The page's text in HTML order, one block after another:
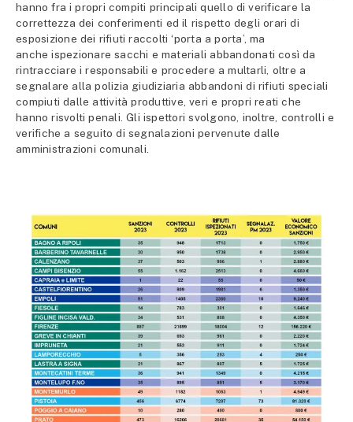
hanno fra i propri compiti principali quello di verificare la
correttezza dei conferimenti ed il rispetto degli orari di
esposizione dei rifiuti raccolti ‘porta a porta’, ma
anche ispezionare sacchi e materiali abbandonati così da
rintracciare i responsabili e procedere a multarli, oltre a
segnalare alla polizia giudiziaria abbandoni di rifiuti speciali
compiuti dalle attività produttive, veri e propri reati che
hanno risvolti penali. Gli ispettori svolgono, inoltre, controlli e
verifiche a seguito di segnalazioni pervenute dalle
amministrazioni comunali.